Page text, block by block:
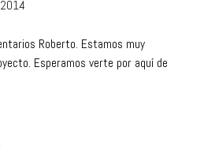
Roberto. Estamos muy
Esperamos verte por aquí de